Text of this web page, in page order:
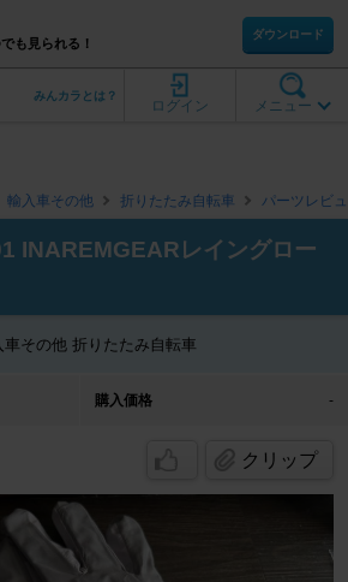
も見られる！
ダウンロード
メニュー
ログイン
みんカラとは？
輸入車その他 折りたたみ自転車 パーツレビ
INAREMGEARレイングロー
車その他 折りたたみ自転車
購入価格 -
クリップ